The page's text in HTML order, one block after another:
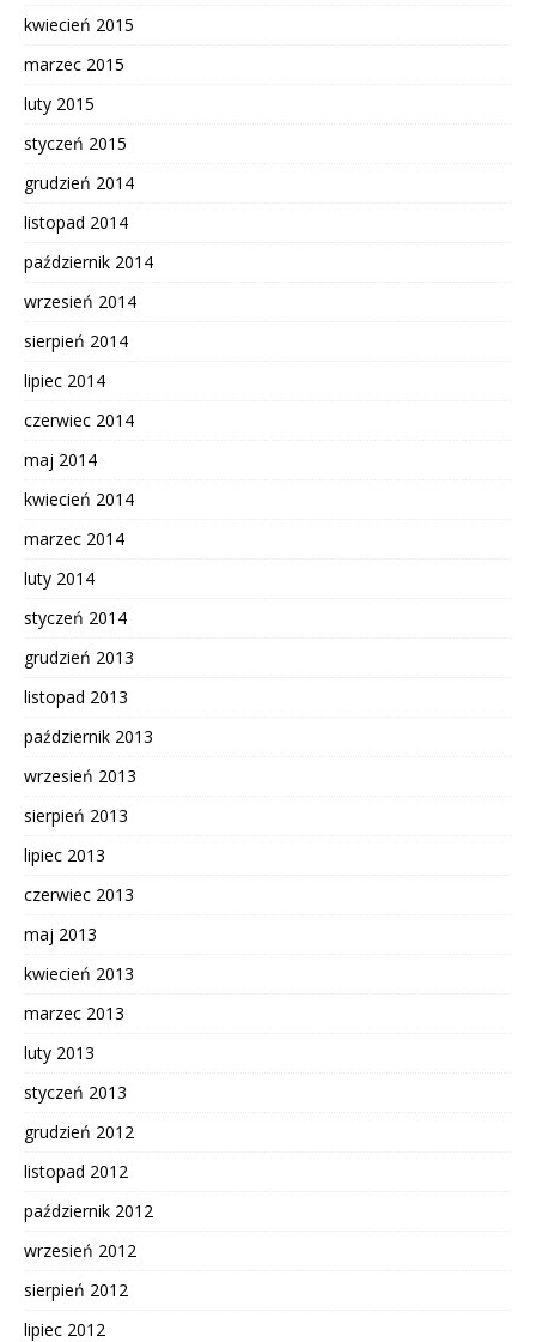
kwiecień 2015
marzec 2015
luty 2015
styczeń 2015
grudzień 2014
listopad 2014
październik 2014
wrzesień 2014
sierpień 2014
lipiec 2014
czerwiec 2014
maj 2014
kwiecień 2014
marzec 2014
luty 2014
styczeń 2014
grudzień 2013
listopad 2013
październik 2013
wrzesień 2013
sierpień 2013
lipiec 2013
czerwiec 2013
maj 2013
kwiecień 2013
marzec 2013
luty 2013
styczeń 2013
grudzień 2012
listopad 2012
październik 2012
wrzesień 2012
sierpień 2012
lipiec 2012